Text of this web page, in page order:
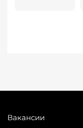
Вакансии